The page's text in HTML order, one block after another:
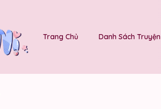
Trang Chủ Danh Sách Truyện